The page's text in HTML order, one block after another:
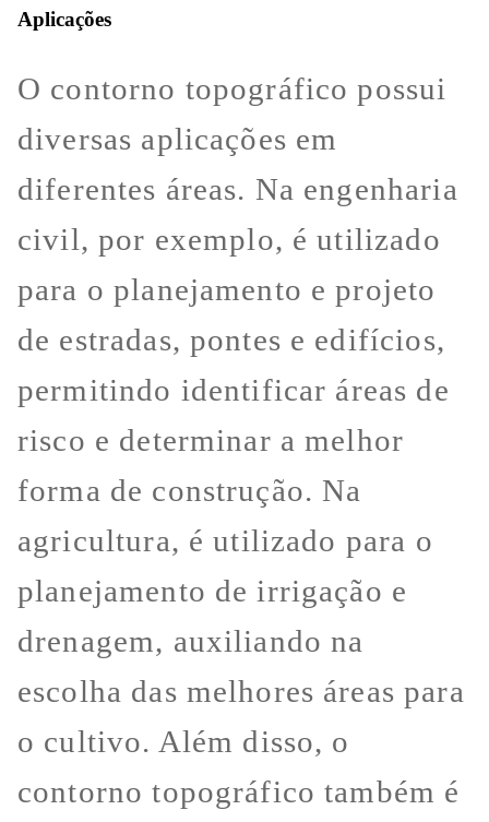
Aplicações
O contorno topográfico possui
diversas aplicações em
diferentes áreas. Na engenharia
civil, por exemplo, é utilizado
para o planejamento e projeto
de estradas, pontes e edifícios,
permitindo identificar áreas de
risco e determinar a melhor
forma de construção. Na
agricultura, é utilizado para o
planejamento de irrigação e
drenagem, auxiliando na
escolha das melhores áreas para
o cultivo. Além disso, o
contorno topográfico também é